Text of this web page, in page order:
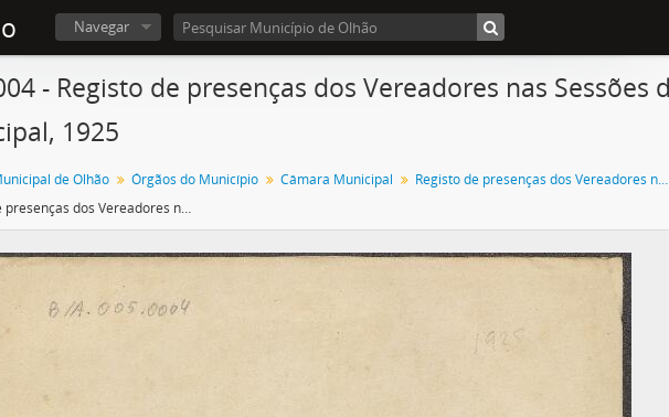
Navegar
- Registo de presenças dos Vereadores nas Sessões
1925
de Olhão Órgãos do Município Câmara Municipal
Registo de presenças dos Vereadores nas Sessões da Câmara Municipal
Registo de presenças dos Vereadores nas Sessões da Câmara Municipal, 1925